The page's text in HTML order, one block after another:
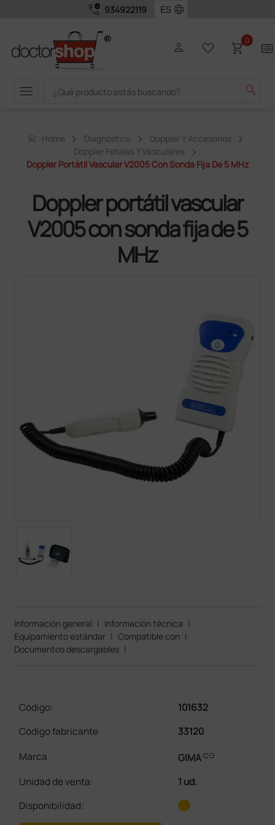
call_quality 934922119 language
menu search
person favorite_border shopping_cart0 two_pager
home Home Diagnóstico
Doppler Y Accesorios
Doppler Fetales Y Vasculares
Doppler Portátil Vascular V2005 Con Sonda Fija De 5 MHz
Doppler portátil vascular
V2005 con sonda fija de 5
MHz
Información general | Información técnica |
Equipamiento estándar | Compatible con |
Documentos descargables |
Código:
101632
Código fabricante
33120
Marca
GIMAlink
Unidad de venta:
1 ud.
Disponibilidad: